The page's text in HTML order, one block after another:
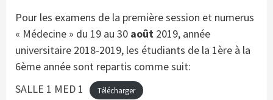
Pour les examens de la première session et numerus
« Médecine » du 19 au 30 août 2019, année
universitaire 2018-2019, les étudiants de la 1ère à la
6ème année sont repartis comme suit:
SALLE 1 MED 1
Télécharger